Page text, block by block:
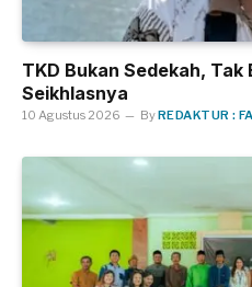
TKD Bukan Sedekah, Tak
Seikhlasnya
10 Agustus 2026 ByREDAKTUR :